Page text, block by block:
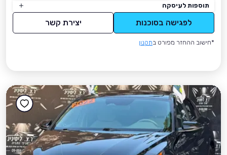
תוספות לעיסקה
לפגישה בסוכנות יצירת קשר
*חישוב ההחזר מפורט בתקנון